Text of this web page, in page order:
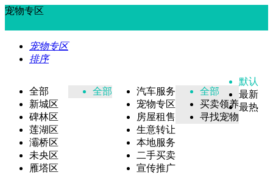
宠物专区
宠物专区
排序
全部
新城区
碑林区
莲湖区
灞桥区
未央区
雁塔区
全部
汽车服务
宠物专区
房屋租售
生意转让
本地服务
二手买卖
宣传推广
全部
买卖领养
寻找宠物
默认
最新
最热